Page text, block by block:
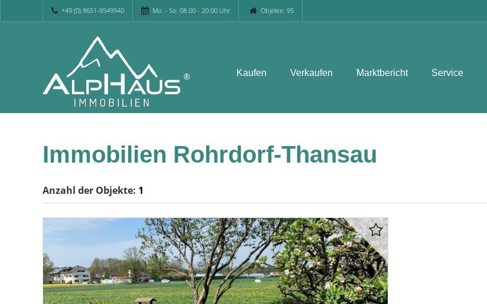
+49 (0) 8651-9549940 Mo. - So. 08.00 - 20.00 Uhr Objekte: 95
Kaufen Verkaufen Marktbericht Service
Immobilien Rohrdorf-Thansau
Anzahl der Objekte: 1